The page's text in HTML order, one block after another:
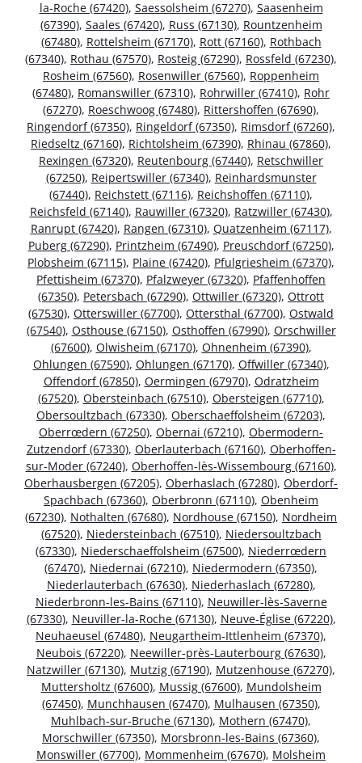
la-Roche (67420), Saessolsheim (67270), Saasenheim
(67390), Saales (67420), Russ (67130), Rountzenheim
(67480), Rottelsheim (67170), Rott (67160), Rothbach
(67340), Rothau (67570), Rosteig (67290), Rossfeld (67230),
Rosheim (67560), Rosenwiller (67560), Roppenheim
(67480), Romanswiller (67310), Rohrwiller (67410), Rohr
(67270), Roeschwoog (67480), Rittershoffen (67690),
Ringendorf (67350), Ringeldorf (67350), Rimsdorf (67260),
Riedseltz (67160), Richtolsheim (67390), Rhinau (67860),
Rexingen (67320), Reutenbourg (67440), Retschwiller
(67250), Reipertswiller (67340), Reinhardsmunster
(67440), Reichstett (67116), Reichshoffen (67110),
Reichsfeld (67140), Rauwiller (67320), Ratzwiller (67430),
Ranrupt (67420), Rangen (67310), Quatzenheim (67117),
Puberg (67290), Printzheim (67490), Preuschdorf (67250),
Plobsheim (67115), Plaine (67420), Pfulgriesheim (67370),
Pfettisheim (67370), Pfalzweyer (67320), Pfaffenhoffen
(67350), Petersbach (67290), Ottwiller (67320), Ottrott
(67530), Otterswiller (67700), Ottersthal (67700), Ostwald
(67540), Osthouse (67150), Osthoffen (67990), Orschwiller
(67600), Olwisheim (67170), Ohnenheim (67390),
Ohlungen (67590), Ohlungen (67170), Offwiller (67340),
Offendorf (67850), Oermingen (67970), Odratzheim
(67520), Obersteinbach (67510), Obersteigen (67710),
Obersoultzbach (67330), Oberschaeffolsheim (67203),
Oberrœdern (67250), Obernai (67210), Obermodern-
Zutzendorf (67330), Oberlauterbach (67160), Oberhoffen-
sur-Moder (67240), Oberhoffen-lès-Wissembourg (67160),
Oberhausbergen (67205), Oberhaslach (67280), Oberdorf-
Spachbach (67360), Oberbronn (67110), Obenheim
(67230), Nothalten (67680), Nordhouse (67150), Nordheim
(67520), Niedersteinbach (67510), Niedersoultzbach
(67330), Niederschaeffolsheim (67500), Niederrœdern
(67470), Niedernai (67210), Niedermodern (67350),
Niederlauterbach (67630), Niederhaslach (67280),
Niederbronn-les-Bains (67110), Neuwiller-lès-Saverne
(67330), Neuviller-la-Roche (67130), Neuve-Église (67220),
Neuhaeusel (67480), Neugartheim-Ittlenheim (67370),
Neubois (67220), Neewiller-près-Lauterbourg (67630),
Natzwiller (67130), Mutzig (67190), Mutzenhouse (67270),
Muttersholtz (67600), Mussig (67600), Mundolsheim
(67450), Munchhausen (67470), Mulhausen (67350),
Muhlbach-sur-Bruche (67130), Mothern (67470),
Morschwiller (67350), Morsbronn-les-Bains (67360),
Monswiller (67700), Mommenheim (67670), Molsheim